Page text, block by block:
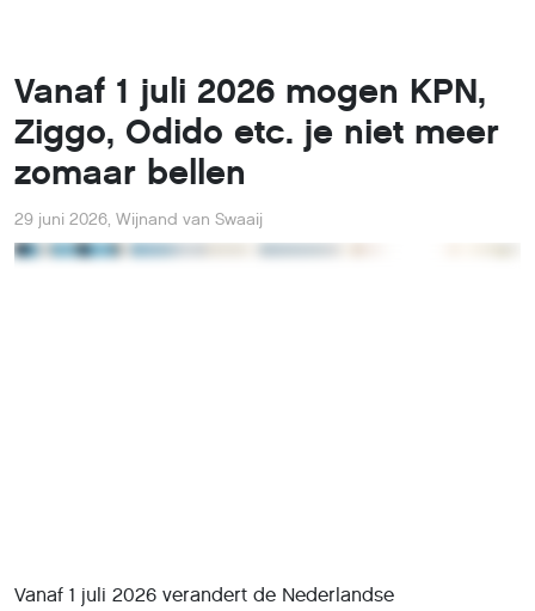
Vanaf 1 juli 2026 mogen KPN,
Ziggo, Odido etc. je niet meer
zomaar bellen
29 juni 2026, Wijnand van Swaaij
Vanaf 1 juli 2026 verandert de Nederlandse